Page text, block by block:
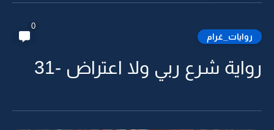
روايات_غرام
0
رواية شرع ربي ولا اعتراض -31